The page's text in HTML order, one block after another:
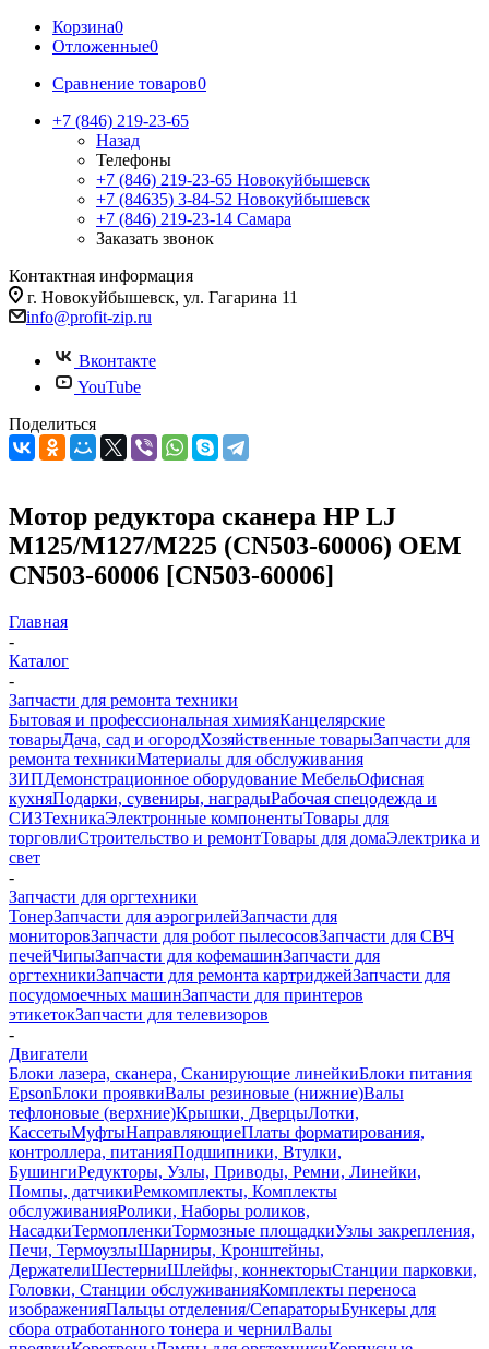
Корзина0
Отложенные0
Сравнение товаров0
+7 (846) 219-23-65
Назад
Телефоны
+7 (846) 219-23-65 Новокуйбышевск
+7 (84635) 3-84-52 Новокуйбышевск
+7 (846) 219-23-14 Самара
Заказать звонок
Контактная информация
г. Новокуйбышевск, ул. Гагарина 11
info@profit-zip.ru
Вконтакте
YouTube
Поделиться
Мотор редуктора сканера HP LJ
M125/M127/M225 (CN503-60006) OEM
CN503-60006 [CN503-60006]
Главная
-
Каталог
-
Запчасти для ремонта техники
Бытовая и профессиональная химияКанцелярские
товарыДача, сад и огородХозяйственные товарыЗапчасти для
ремонта техникиМатериалы для обслуживания
ЗИПДемонстрационное оборудование МебельОфисная
кухняПодарки, сувениры, наградыРабочая спецодежда и
СИЗТехникаЭлектронные компонентыТовары для
торговлиСтроительство и ремонтТовары для домаЭлектрика и
свет
-
Запчасти для оргтехники
ТонерЗапчасти для аэрогрилейЗапчасти для
мониторовЗапчасти для робот пылесосовЗапчасти для СВЧ
печейЧипыЗапчасти для кофемашинЗапчасти для
оргтехникиЗапчасти для ремонта картриджейЗапчасти для
посудомоечных машинЗапчасти для принтеров
этикетокЗапчасти для телевизоров
-
Двигатели
Блоки лазера, сканера, Сканирующие линейкиБлоки питания
EpsonБлоки проявкиВалы резиновые (нижние)Валы
тефлоновые (верхние)Крышки, ДверцыЛотки,
КассетыМуфтыНаправляющиеПлаты форматирования,
контроллера, питанияПодшипники, Втулки,
БушингиРедукторы, Узлы, Приводы, Ремни, Линейки,
Помпы, датчикиРемкомплекты, Комплекты
обслуживанияРолики, Наборы роликов,
НасадкиТермопленкиТормозные площадкиУзлы закрепления,
Печи, ТермоузлыШарниры, Кронштейны,
ДержателиШестерниШлейфы, коннекторыСтанции парковки,
Головки, Станции обслуживанияКомплекты переноса
изображенияПальцы отделения/СепараторыБункеры для
сбора отработанного тонера и чернилВалы